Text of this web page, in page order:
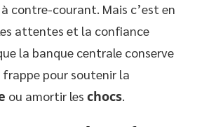
contre-courant. Mais c’est en
attentes et la confiance
la banque centrale conserve
frappe pour soutenir la
ou amortir les chocs.